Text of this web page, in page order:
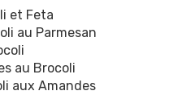
et Feta
au Parmesan
au Brocoli
aux Amandes